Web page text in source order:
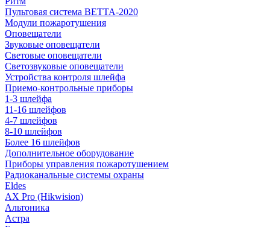
Пультовая система ВЕТТА-2020
Модули пожаротушения
Оповещатели
Звуковые оповещатели
Световые оповещатели
Светозвуковые оповещатели
Устройства контроля шлейфа
Приемо-контрольные приборы
1-3 шлейфа
11-16 шлейфов
4-7 шлейфов
8-10 шлейфов
Более 16 шлейфов
Дополнительное оборудование
Приборы управления пожаротушением
Радиоканальные системы охраны
Eldes
AX Pro (Hikwision)
Альтоника
Астра